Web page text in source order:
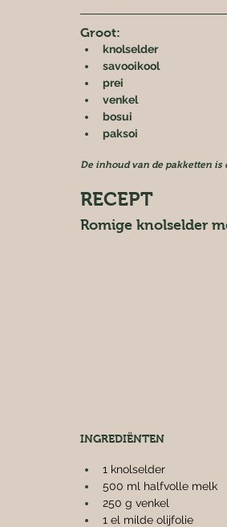
Groot:
knolselder
savooikool
prei
venkel
bosui
paksoi
De inhoud van de pakketten is
RECEPT
Romige knolselder
INGREDIËNTEN
1 knolselder
500 ml halfvolle melk
250 g venkel
1 el milde olijfolie